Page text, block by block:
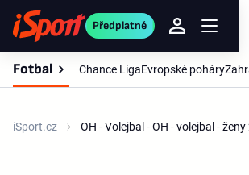
Předplatné
Fotbal Chance LigaEvropské poháry
iSport.cz OH - Volejbal - OH - volejbal -